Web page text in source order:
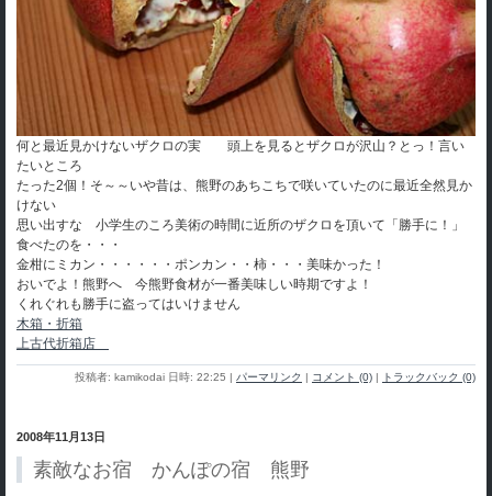
何と最近見かけないザクロの実 頭上を見るとザクロが沢山？とっ！言い
たいところ
たった2個！そ～～いや昔は、熊野のあちこちで咲いていたのに最近全然見か
けない
思い出すな 小学生のころ美術の時間に近所のザクロを頂いて「勝手に！」
食べたのを・・・
金柑にミカン・・・・・・ポンカン・・柿・・・美味かった！
おいでよ！熊野へ 今熊野食材が一番美味しい時期ですよ！
くれぐれも勝手に盗ってはいけません
木箱・折箱
上古代折箱店
投稿者: kamikodai 日時: 22:25 | パーマリンク | コメント (0) | トラックバック (0)
2008年11月13日
素敵なお宿 かんぽの宿 熊野